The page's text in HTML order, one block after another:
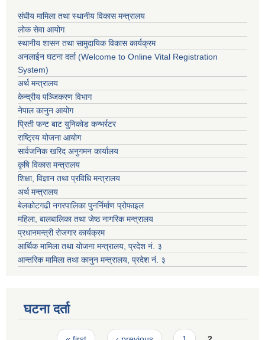
संघीय मामिला तथा स्थानीय विकास मन्त्रालय
लोक सेवा आयोग
स्थानीय शासन तथा सामुदायिक विकास कार्यक्रम
अनलाईन घटना दर्ता (Welcome to Online Vital Registration
System)
अर्थ मन्त्रालय
केन्द्रीय पञ्जिकरण विभाग
नेपाल कानुन आयोग
प्रिती फन्ट बाट युनिकोड कन्भर्रटर
राष्ट्रिय योजना आयोग
सार्वजनिक खरिद अनुगमन कार्यालय
कृषि विकास मन्त्रालय
शिक्षा, विज्ञान तथा प्रविधि मन्त्रालय
अर्थ मन्त्रालय
बेलकोटगढी नगरपालिका पुनर्निर्माण प्रोफाइल
महिला, बालबालिका तथा जेष्ठ नागरिक मन्त्रालय
प्रधानमन्त्री रोजगार कार्यक्रम
आर्थिक मामिला तथा योजना मन्त्रालय, प्रदेश नं. ३
आन्तरिक मामिला तथा कानुन मन्त्रालय, प्रदेश नं. ३
घटना दर्ता